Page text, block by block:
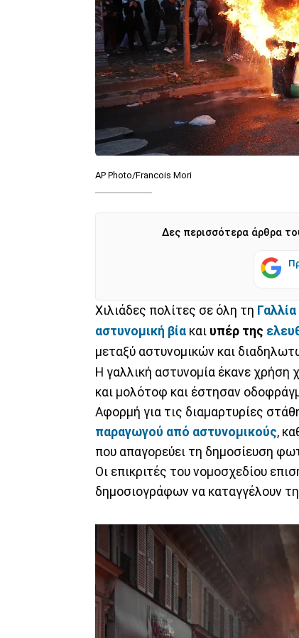
AP Photo/Francois Mori
Δες περισσότερα άρθρα
Χιλιάδες πολίτες σε όλη τη Γαλλία
αστυνομική βία και υπέρ της
μεταξύ αστυνομικών και
Η γαλλική αστυνομία έκανε χρήση
και μολότοφ και έστησαν
Αφορμή για τις διαμαρτυρίες
παραγωγού από αστυνομικούς,
που απαγορεύει τη δημοσίευση
Οι επικριτές του νομοσχεδίου
δημοσιογράφων να καταγγέλουν